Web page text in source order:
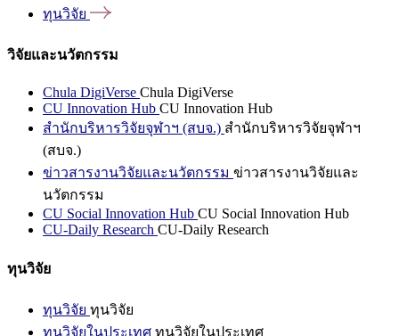
ทุนวิจัย
วิจัยและนวัตกรรม
Chula DigiVerse Chula DigiVerse
CU Innovation Hub CU Innovation Hub
สำนักบริหารวิจัยจุฬาฯ (สบจ.) สำนักบริหารวิจัยจุฬาฯ
(สบจ.)
ข่าวสารงานวิจัยและนวัตกรรม ข่าวสารงานวิจัยและ
นวัตกรรม
CU Social Innovation Hub CU Social Innovation Hub
CU-Daily Research CU-Daily Research
ทุนวิจัย
ทุนวิจัย ทุนวิจัย
ทุนวิจัยในประเทศ ทุนวิจัยในประเทศ